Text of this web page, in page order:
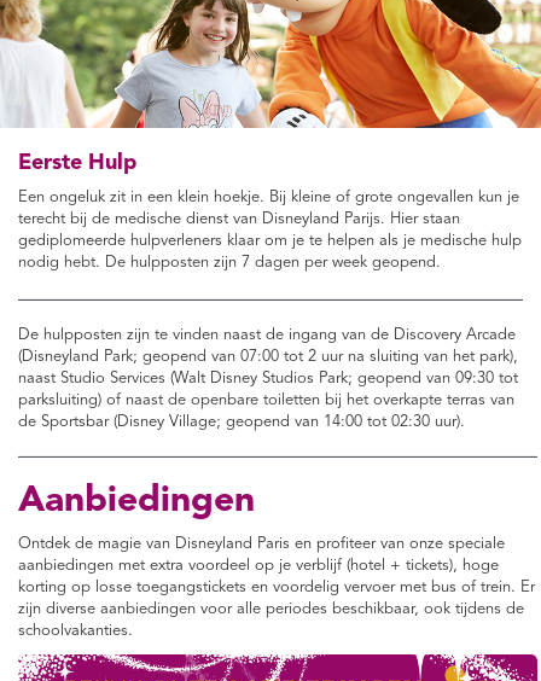
Eerste Hulp
Een ongeluk zit in een klein hoekje. Bij kleine of grote ongevallen kun je
terecht bij de medische dienst van Disneyland Parijs. Hier staan
gediplomeerde hulpverleners klaar om je te helpen als je medische hulp
nodig hebt. De hulpposten zijn 7 dagen per week geopend.
De hulpposten zijn te vinden naast de ingang van de Discovery Arcade
(Disneyland Park; geopend van 07:00 tot 2 uur na sluiting van het park),
naast Studio Services (Walt Disney Studios Park; geopend van 09:30 tot
parksluiting) of naast de openbare toiletten bij het overkapte terras van
de Sportsbar (Disney Village; geopend van 14:00 tot 02:30 uur).
Aanbiedingen
Ontdek de magie van Disneyland Paris en profiteer van onze speciale
aanbiedingen met extra voordeel op je verblijf (hotel + tickets), hoge
korting op losse toegangstickets en voordelig vervoer met bus of trein. Er
zijn diverse aanbiedingen voor alle periodes beschikbaar, ook tijdens de
schoolvakanties.